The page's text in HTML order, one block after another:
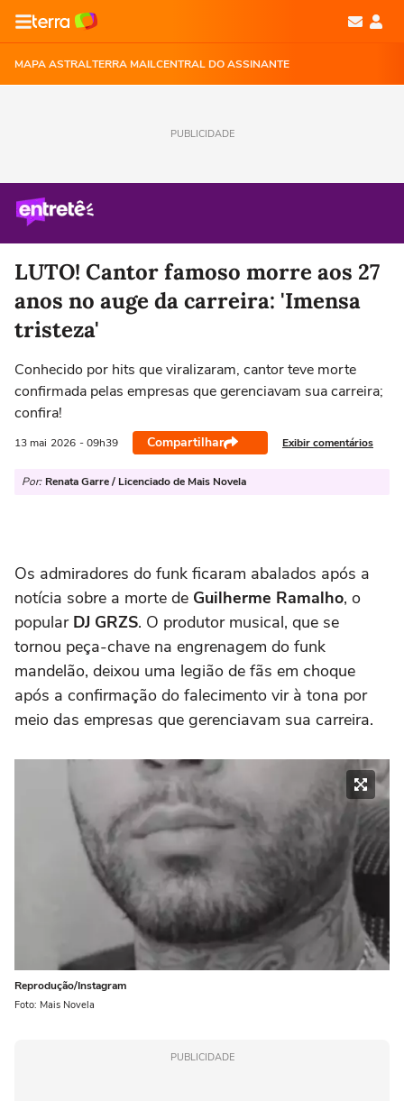
MAPA ASTRALTERRA MAILCENTRAL DO ASSINANTE
PUBLICIDADE
LUTO! Cantor famoso morre aos 27
anos no auge da carreira: 'Imensa
tristeza'
Conhecido por hits que viralizaram, cantor teve morte
confirmada pelas empresas que gerenciavam sua carreira;
confira!
13 mai 2026 - 09h39 Compartilhar Exibir comentários
Por: Renata Garre / Licenciado de Mais Novela
Os admiradores do funk ficaram abalados após a
notícia sobre a morte de Guilherme Ramalho, o
popular DJ GRZS. O produtor musical, que se
tornou peça-chave na engrenagem do funk
mandelão, deixou uma legião de fãs em choque
após a confirmação do falecimento vir à tona por
meio das empresas que gerenciavam sua carreira.
Reprodução/Instagram
Foto: Mais Novela
PUBLICIDADE